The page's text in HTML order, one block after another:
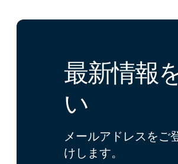
最新情報
い
メールアドレスをご
けします。